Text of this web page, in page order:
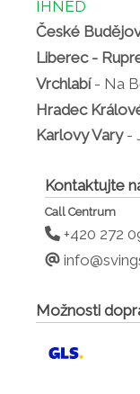
IHNED
České
Liberec -
Vrchlabí- Na
Hradec
Karlovy Vary-
Kontaktujte
Call Centrum
+420 272
Možnosti